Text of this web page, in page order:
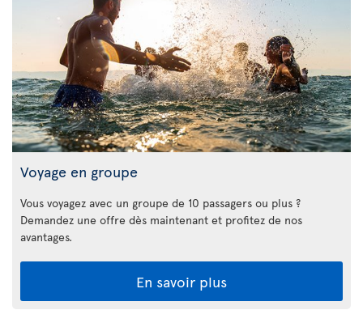
Voyage en groupe
Vous voyagez avec un groupe de 10 passagers ou plus ?
Demandez une offre dès maintenant et profitez de nos
avantages.
En savoir plus